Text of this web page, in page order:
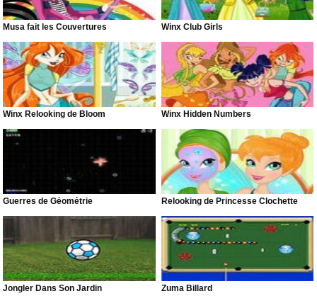
Musa fait les Couvertures Winx Club Girls
Winx Relooking de Bloom Winx Hidden Numbers
Guerres de Géométrie Relooking de Princesse Clochette
Jongler Dans Son Jardin Zuma Billard